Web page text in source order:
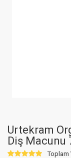
Urtekram
Diş Macunu
Toplam